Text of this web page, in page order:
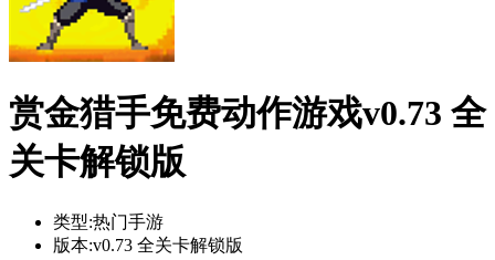
赏金猎手免费动作游戏v0.73 全
关卡解锁版
类型:热门手游
版本:v0.73 全关卡解锁版